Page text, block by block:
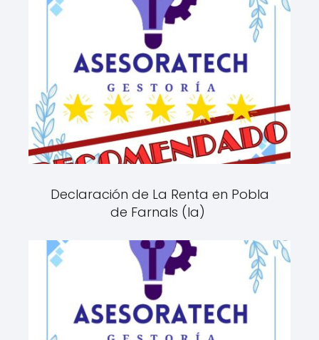
Declaración de La Renta en Pobla
de Farnals (la)